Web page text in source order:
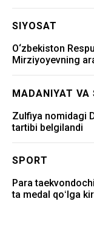
SIYOSAT
O‘zbekiston
Mirziyoyevning
MADANIYAT VA
Zulfiya nomidagi
tartibi belgilandi
SPORT
Para
ta medal qoʻlga